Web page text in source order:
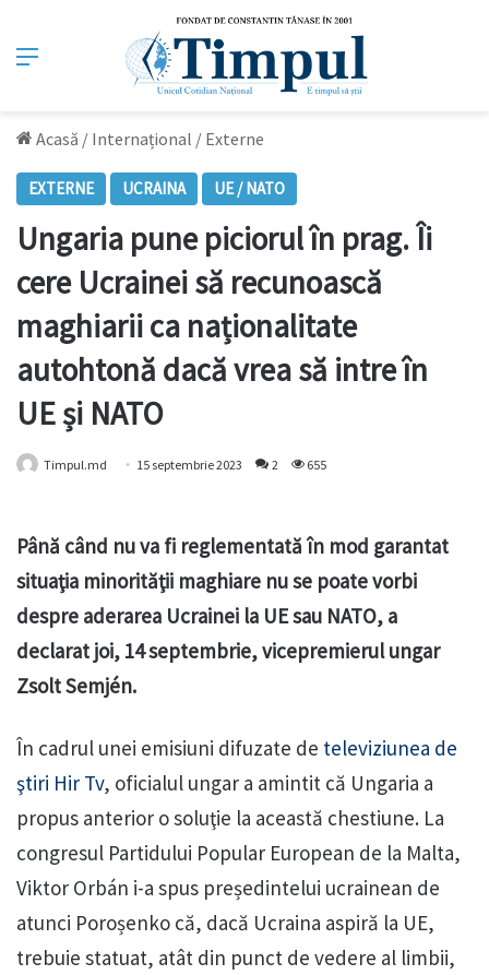
Meniu
Acasă / Internațional / Externe
EXTERNE UCRAINA UE / NATO
Ungaria pune piciorul în prag. Îi
cere Ucrainei să recunoască
maghiarii ca naționalitate
autohtonă dacă vrea să intre în
UE și NATO
Timpul.md 15 septembrie 2023 2 655
Până când nu va fi reglementată în mod garantat
situaţia minorităţii maghiare nu se poate vorbi
despre aderarea Ucrainei la UE sau NATO, a
declarat joi, 14 septembrie, vicepremierul ungar
Zsolt Semjén.
În cadrul unei emisiuni difuzate de televiziunea de
ştiri Hir Tv, oficialul ungar a amintit că Ungaria a
propus anterior o soluţie la această chestiune. La
congresul Partidului Popular European de la Malta,
Viktor Orbán i-a spus președintelui ucrainean de
atunci Poroșenko că, dacă Ucraina aspiră la UE,
trebuie statuat, atât din punct de vedere al limbii,